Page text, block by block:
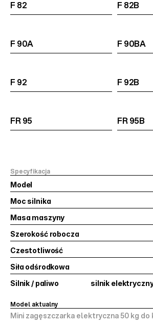
Model
Moc silnika
Masa maszyny
Szerokość robocza
Czestotliwość
Siła odśrodkowa
Silnik / paliwo
silnik
Specyfikacja
F 82 F 82B
F 90A F 90BA
F 92 F 92B
FR 95 FR 95B
Model aktualny
Mini zagęszczarka elektryczna 50 kg do